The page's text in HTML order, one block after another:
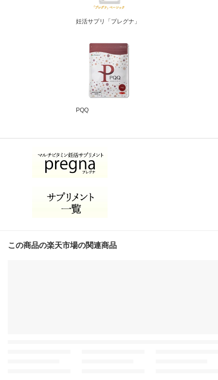
妊活サプリ「プレグナ」
PQQ
この商品の楽天市場の関連商品